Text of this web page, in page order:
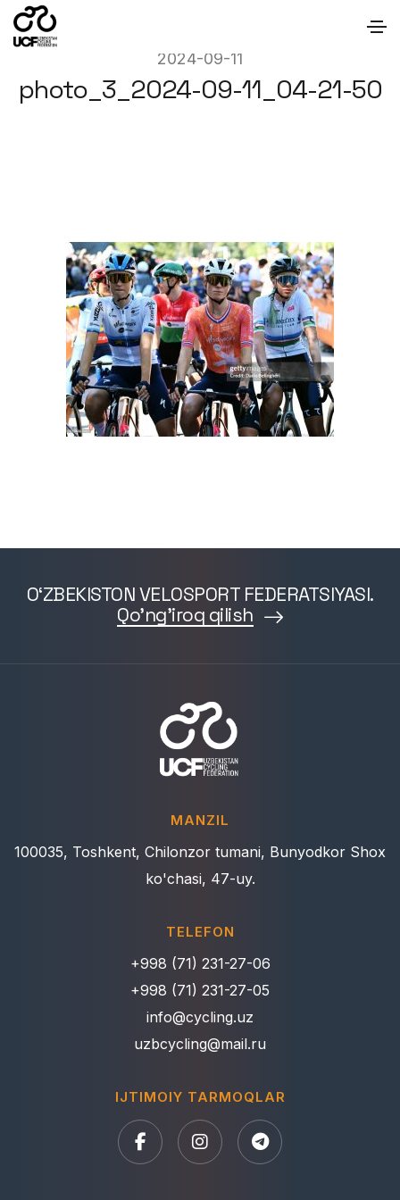
2024-09-11
photo_3_2024-09-11_04-21-50
O‘ZBEKISTON VELOSPORT FEDERATSIYASI.
Qo'ng'iroq qilish
MANZIL
100035, Toshkent, Chilonzor tumani, Bunyodkor Shox
ko'chasi, 47-uy.
TELEFON
+998 (71) 231-27-06
+998 (71) 231-27-05
info@cycling.uz
uzbcycling@mail.ru
IJTIMOIY TARMOQLAR